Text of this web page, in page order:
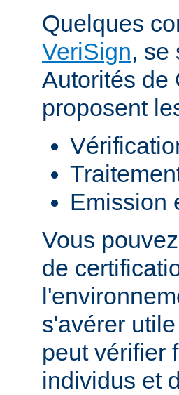
Quelques
VeriSign, se
Autorités de
proposent
Emission
Vous
de
s'avérer
peut vérifier
individus et